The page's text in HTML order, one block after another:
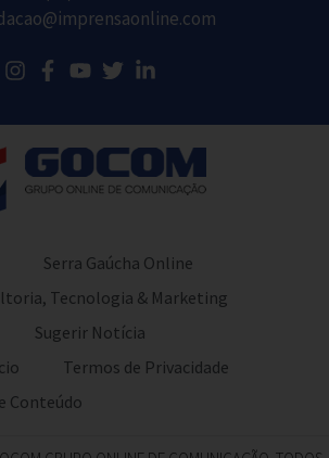
Serra Gaúcha Online
Tecnologia & Marketing
Sugerir Notícia
Termos de Privacidade
Conteúdo